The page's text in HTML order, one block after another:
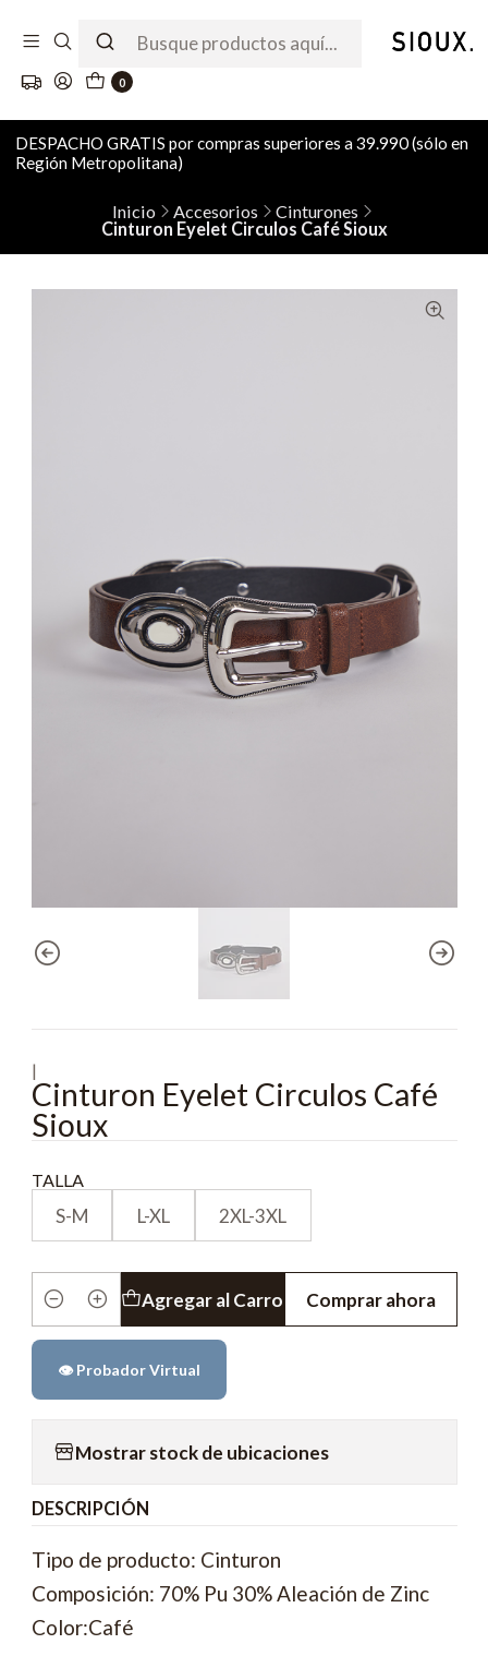
0
DESPACHO GRATIS por compras superiores a 39.990 (sólo en
Región Metropolitana)
Inicio Accesorios
Cinturones
Cinturon Eyelet Circulos Café Sioux
|
Cinturon Eyelet Circulos Café
Sioux
TALLA
S-M L-XL 2XL-3XL
Cantidad
Agregar al Carro Comprar ahora
👁️ Probador Virtual
Mostrar stock de ubicaciones
DESCRIPCIÓN
Tipo de producto: Cinturon
Composición: 70% Pu 30% Aleación de Zinc
Color:Café